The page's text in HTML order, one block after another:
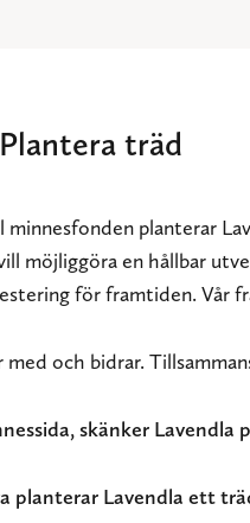
Plantera träd
minnesfonden planterar
möjliggöra en hållbar
för framtiden. Vår
och bidrar.
skänker
planterar Lavendla ett